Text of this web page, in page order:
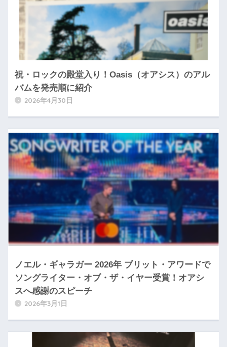
祝・ロックの殿堂入り！Oasis（オアシス）のアル
バムを発売順に紹介
2026年4月30日
ノエル・ギャラガー 2026年 ブリット・アワードで
ソングライター・オブ・ザ・イヤー受賞！オアシ
スへ感謝のスピーチ
2026年3月1日